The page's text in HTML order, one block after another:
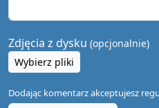
Zdjęcia z dysku (opcjonalnie)
Wybierz pliki
Dodając komentarz akceptujesz